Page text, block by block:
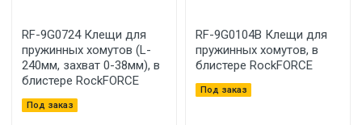
RF-9G0724 Клещи для
пружинных хомутов (L-
240мм, захват 0-38мм), в
блистере RockFORCE
Под заказ
RF-9G0104B Клещи для
пружинных хомутов, в
блистере RockFORCE
Под заказ